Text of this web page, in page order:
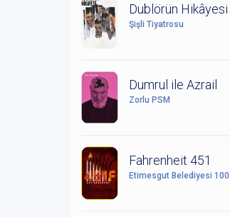
Dublörün Hikâyesi
Şişli Tiyatrosu
Dumrul ile Azrail
Zorlu PSM
Fahrenheit 451